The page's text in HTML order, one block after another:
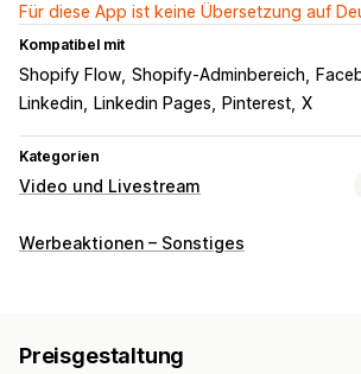
Für diese App ist keine Übersetzung auf
Kompatibel mit
Shopify Flow Shopify-Adminbereich
Linkedin
Linkedin Pages Pinterest X
Kategorien
Video und Livestream
Videoverwaltung
Werbeaktionen – Sonstiges
Preisgestaltung